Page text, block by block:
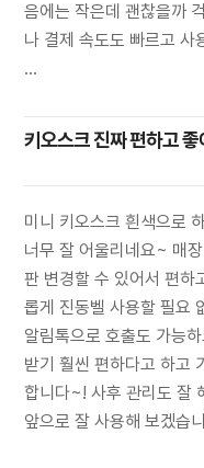
음에는 작은데 괜찮을까
나 결제 속도도 빠르고 사
...
키오스크 진짜 편하고
미니 키오스크 흰색으로
너무 잘 어울리네요~ 매
판 변경할 수 있어서 편하
롭게 진동벨 사용할 필요
알림톡으로 호출도 가능
받기 훨씬 편하다고 하고
합니다~! 사후 관리도 잘
앞으로 잘 사용해 보겠습